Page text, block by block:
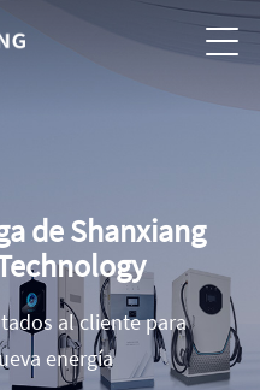
de Shanxiang
al cliente para
energía